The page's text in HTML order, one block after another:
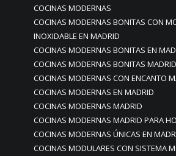
COCINAS MODERNAS
COCINAS MODERNAS BONITAS CON
INOXIDABLE EN MADRID
COCINAS MODERNAS BONITAS EN
COCINAS MODERNAS BONITAS MADRID
COCINAS MODERNAS CON ENCANTO
COCINAS MODERNAS EN MADRID
COCINAS MODERNAS MADRID
COCINAS MODERNAS MADRID PARA
COCINAS MODERNAS ÚNICAS EN
COCINAS MODULARES CON SISTEMA